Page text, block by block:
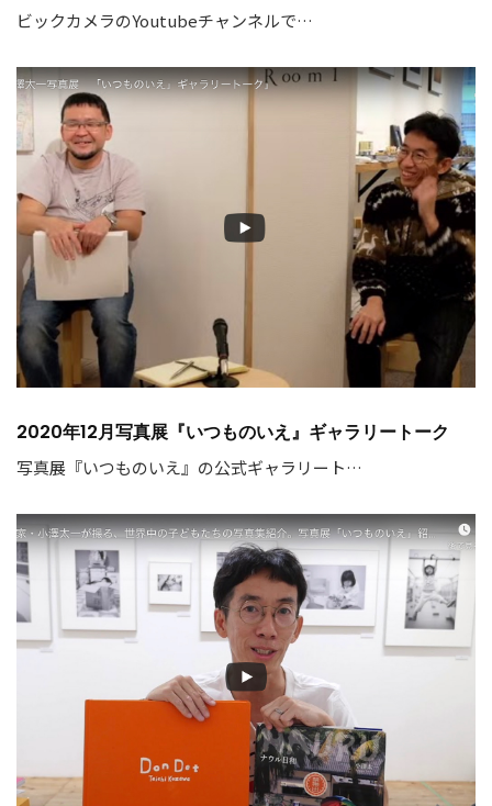
ビックカメラのYoutubeチャンネルで…
2020年12月写真展『いつものいえ』ギャラリートーク
写真展『いつものいえ』の公式ギャラリート…